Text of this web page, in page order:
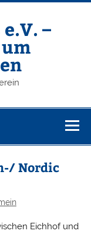
–
Nordic
Eichhof und